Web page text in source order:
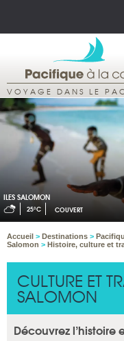
VOYAGE DANS LE
ILES SALOMON
25°C COUVERT
Accueil > Destinations >
Salomon > Histoire, culture et
CULTURE ET
SALOMON
Découvrez l’histoire